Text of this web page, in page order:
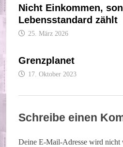
Nicht Einkommen,
Lebensstandard zählt
25. März 2026
Grenzplanet
17. Oktober 2023
Schreibe einen
Deine E-Mail-Adresse wird nicht